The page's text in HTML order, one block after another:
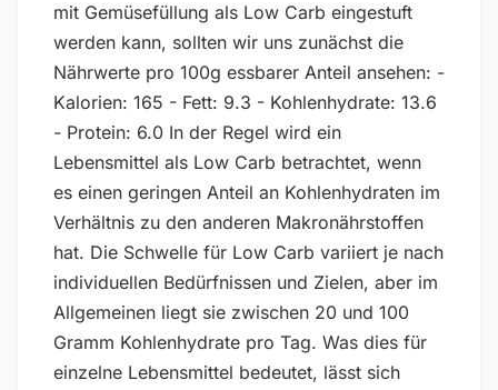
mit Gemüsefüllung als Low Carb eingestuft
werden kann, sollten wir uns zunächst die
Nährwerte pro 100g essbarer Anteil ansehen: -
Kalorien: 165 - Fett: 9.3 - Kohlenhydrate: 13.6
- Protein: 6.0 In der Regel wird ein
Lebensmittel als Low Carb betrachtet, wenn
es einen geringen Anteil an Kohlenhydraten im
Verhältnis zu den anderen Makronährstoffen
hat. Die Schwelle für Low Carb variiert je nach
individuellen Bedürfnissen und Zielen, aber im
Allgemeinen liegt sie zwischen 20 und 100
Gramm Kohlenhydrate pro Tag. Was dies für
einzelne Lebensmittel bedeutet, lässt sich